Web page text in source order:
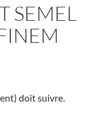
SEMEL
doit suivre.